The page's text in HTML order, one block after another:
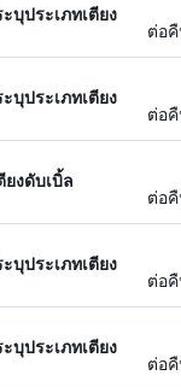
บุประเภทเตียง
ต่อ
บุประเภทเตียง
ต่อ
งดับเบิ้ล
ต่อ
บุประเภทเตียง
ต่อ
บุประเภทเตียง
ต่อ